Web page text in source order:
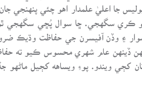
جا اعليٰ علمدار اهو چئي پنهنجي جان
ڪري سگهجي. ڇا سوال پُڇي سگهجي
سوار ۽ وڏن آفيسرن جي حفاظت وڌيڪ
ڏينهن عام شهري محسوس ڪيو ته
ويندو. پوءِ ويساهه کڄيل ماڻهو